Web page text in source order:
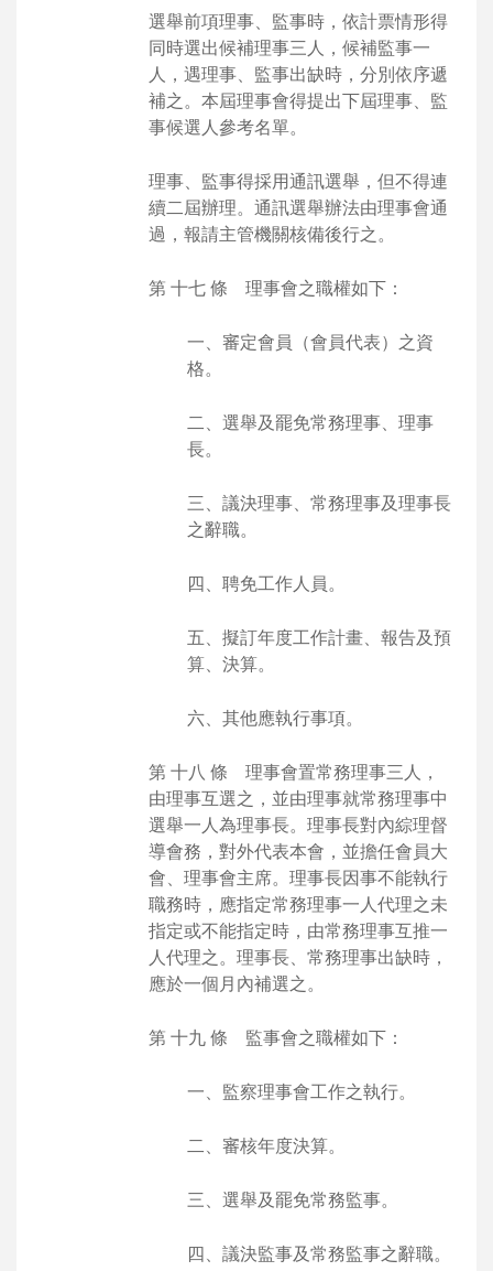
選舉前項理事、監事時，依計票情形得
同時選出候補理事三人，候補監事一
人，遇理事、監事出缺時，分別依序遞
補之。本屆理事會得提出下屆理事、監
事候選人參考名單。
理事、監事得採用通訊選舉，但不得連
續二屆辦理。通訊選舉辦法由理事會通
過，報請主管機關核備後行之。
第 十七 條 理事會之職權如下：
一、審定會員（會員代表）之資
格。
二、選舉及罷免常務理事、理事
長。
三、議決理事、常務理事及理事長
之辭職。
四、聘免工作人員。
五、擬訂年度工作計畫、報告及預
算、決算。
六、其他應執行事項。
第 十八 條 理事會置常務理事三人，
由理事互選之，並由理事就常務理事中
選舉一人為理事長。理事長對內綜理督
導會務，對外代表本會，並擔任會員大
會、理事會主席。理事長因事不能執行
職務時，應指定常務理事一人代理之未
指定或不能指定時，由常務理事互推一
人代理之。理事長、常務理事出缺時，
應於一個月內補選之。
第 十九 條 監事會之職權如下：
一、監察理事會工作之執行。
二、審核年度決算。
三、選舉及罷免常務監事。
四、議決監事及常務監事之辭職。